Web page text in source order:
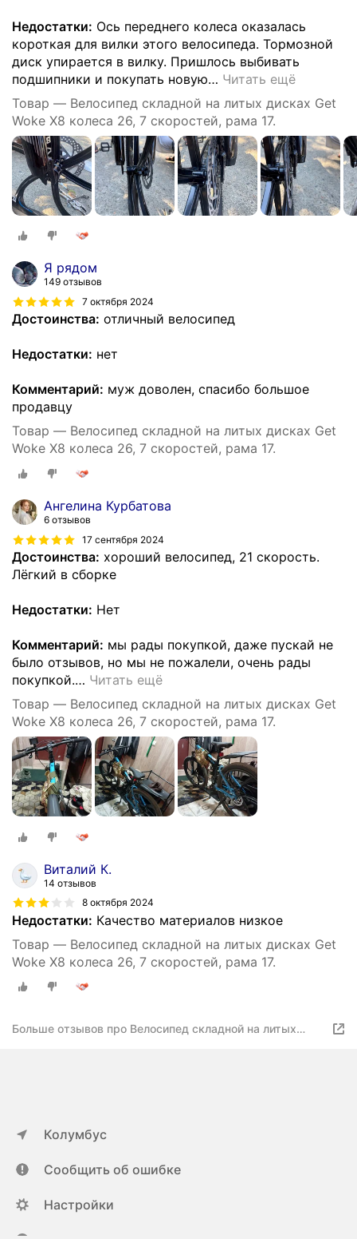
Недостатки: Ось переднего колеса оказалась
короткая для вилки этого велосипеда. Тормозной
диск упирается в вилку. Пришлось выбивать
подшипники и покупать новую… Читать ещё
Товар — Велосипед складной на литых дисках Get
Woke X8 колеса 26, 7 скоростей, рама 17.
Я рядом
149 отзывов
7 октября 2024
Достоинства: отличный велосипед
Недостатки: нет
Комментарий: муж доволен, спасибо большое
продавцу
Товар — Велосипед складной на литых дисках Get
Woke X8 колеса 26, 7 скоростей, рама 17.
Ангелина Курбатова
6 отзывов
17 сентября 2024
Достоинства: хороший велосипед, 21 скорость.
Лёгкий в сборке
Недостатки: Нет
Комментарий: мы рады покупкой, даже пускай не
было отзывов, но мы не пожалели, очень рады
покупкой.… Читать ещё
Товар — Велосипед складной на литых дисках Get
Woke X8 колеса 26, 7 скоростей, рама 17.
Виталий К.
14 отзывов
8 октября 2024
Недостатки: Качество материалов низкое
Товар — Велосипед складной на литых дисках Get
Woke X8 колеса 26, 7 скоростей, рама 17.
Больше отзывов про Велосипед складной на литых
Колумбус
Сообщить об ошибке
Настройки